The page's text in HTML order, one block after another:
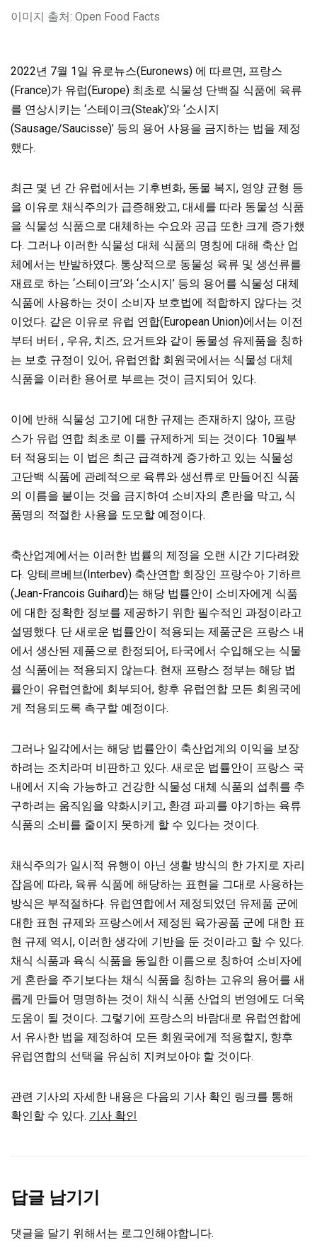
이미지 출처: Open Food Facts
2022년 7월 1일 유로뉴스(Euronews) 에 따르면, 프랑스
(France)가 유럽(Europe) 최초로 식물성 단백질 식품에 육류
를 연상시키는 ‘스테이크(Steak)’와 ‘소시지
(Sausage/Saucisse)’ 등의 용어 사용을 금지하는 법을 제정
했다.
최근 몇 년 간 유럽에서는 기후변화, 동물 복지, 영양 균형 등
을 이유로 채식주의가 급증해왔고, 대세를 따라 동물성 식품
을 식물성 식품으로 대체하는 수요와 공급 또한 크게 증가했
다. 그러나 이러한 식물성 대체 식품의 명칭에 대해 축산 업
체에서는 반발하였다. 통상적으로 동물성 육류 및 생선류를
재료로 하는 ‘스테이크’와 ‘소시지’ 등의 용어를 식물성 대체
식품에 사용하는 것이 소비자 보호법에 적합하지 않다는 것
이었다. 같은 이유로 유럽 연합(European Union)에서는 이전
부터 버터 , 우유, 치즈, 요거트와 같이 동물성 유제품을 칭하
는 보호 규정이 있어, 유럽연합 회원국에서는 식물성 대체
식품을 이러한 용어로 부르는 것이 금지되어 있다.
이에 반해 식물성 고기에 대한 규제는 존재하지 않아, 프랑
스가 유럽 연합 최초로 이를 규제하게 되는 것이다. 10월부
터 적용되는 이 법은 최근 급격하게 증가하고 있는 식물성
고단백 식품에 관례적으로 육류와 생선류로 만들어진 식품
의 이름을 붙이는 것을 금지하여 소비자의 혼란을 막고, 식
품명의 적절한 사용을 도모할 예정이다.
축산업계에서는 이러한 법률의 제정을 오랜 시간 기다려왔
다. 앙테르베브(Interbev) 축산연합 회장인 프랑수아 기하르
(Jean-Francois Guihard)는 해당 법률안이 소비자에게 식품
에 대한 정확한 정보를 제공하기 위한 필수적인 과정이라고
설명했다. 단 새로운 법률안이 적용되는 제품군은 프랑스 내
에서 생산된 제품으로 한정되어, 타국에서 수입해오는 식물
성 식품에는 적용되지 않는다. 현재 프랑스 정부는 해당 법
률안이 유럽연합에 회부되어, 향후 유럽연합 모든 회원국에
게 적용되도록 촉구할 예정이다.
그러나 일각에서는 해당 법률안이 축산업계의 이익을 보장
하려는 조치라며 비판하고 있다. 새로운 법률안이 프랑스 국
내에서 지속 가능하고 건강한 식물성 대체 식품의 섭취를 추
구하려는 움직임을 약화시키고, 환경 파괴를 야기하는 육류
식품의 소비를 줄이지 못하게 할 수 있다는 것이다.
채식주의가 일시적 유행이 아닌 생활 방식의 한 가지로 자리
잡음에 따라, 육류 식품에 해당하는 표현을 그대로 사용하는
방식은 부적절하다. 유럽연합에서 제정되었던 유제품 군에
대한 표현 규제와 프랑스에서 제정된 육가공품 군에 대한 표
현 규제 역시, 이러한 생각에 기반을 둔 것이라고 할 수 있다.
채식 식품과 육식 식품을 동일한 이름으로 칭하여 소비자에
게 혼란을 주기보다는 채식 식품을 칭하는 고유의 용어를 새
롭게 만들어 명명하는 것이 채식 식품 산업의 번영에도 더욱
도움이 될 것이다. 그렇기에 프랑스의 바람대로 유럽연합에
서 유사한 법을 제정하여 모든 회원국에게 적용할지, 향후
유럽연합의 선택을 유심히 지켜보아야 할 것이다.
관련 기사의 자세한 내용은 다음의 기사 확인 링크를 통해
확인할 수 있다. 기사 확인
답글 남기기
댓글을 달기 위해서는 로그인해야합니다.